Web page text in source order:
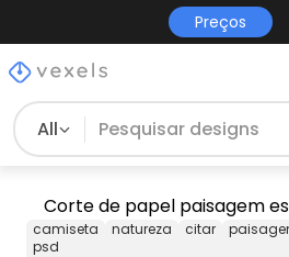
Preços
All
Corte de papel paisagem
camiseta
psd
natureza citar